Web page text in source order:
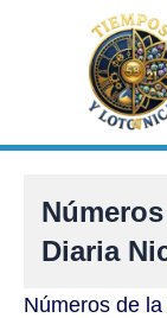
Diaria
Números de